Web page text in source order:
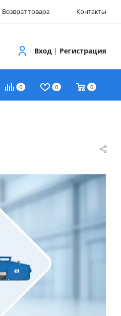
Возврат товара Контакты
Вход | Регистрация
0 0 0